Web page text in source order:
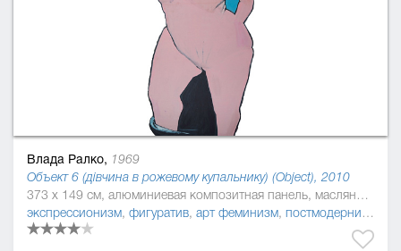
Влада Ралко, 1969
Объект 6 (дівчина в рожевому купальнику) (Object), 2010
373 x 149 см, алюминиевая композитная панель, масляная краска
экспрессионизм, фигуратив, арт феминизм, постмодернизм